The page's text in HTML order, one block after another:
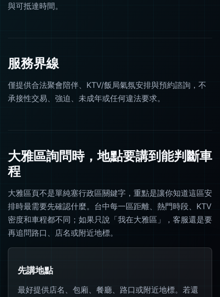
與可抵達時間。
服務界線
僅提供合法聚會陪伴、KTV/飯局氣氛安排與預約諮詢，不
承接性交易、強迫、未成年或任何違法要求。
大雅區詢問時，地點要講到能判斷車
程
大雅區頁不是單純塞行政區關鍵字，重點是讓你知道這區安
排時最需要先確認什麼。台中每一區距離、熱門時段、KTV
密度和車程都不同；如果只說「我在大雅區」，客服還是要
再追問路口、店名或附近地標。
先講地點
最好提供店名、包廂、餐廳、路口或附近地標。若還